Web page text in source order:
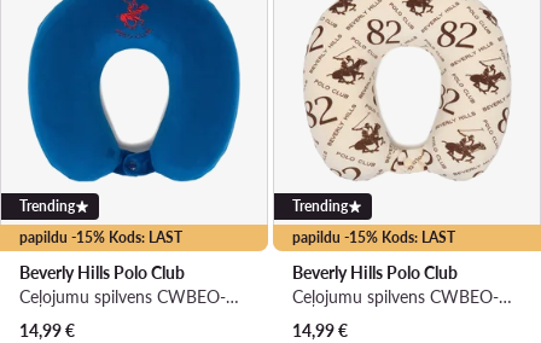
papildu -15% Kods: LAST
Trending
Beverly Hills Polo Club
Ceļojumu spilvens CWBEO-BHPC-UF-002-SS26 Tumši zils
14,99€
papildu -15% Kods: LAST
Trending
Beverly Hills Polo Club
Ceļojumu spilvens CWBEO-BHPC-UF-001-SS26 Gaiši bēša
14,99€